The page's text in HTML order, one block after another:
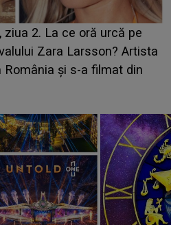
din "Casa Iubirii" l-a
CINE ESTE
Aflându-se în fața
IMEDIAT: "Am